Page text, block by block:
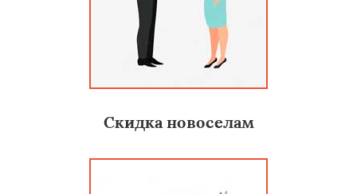
Скидка новоселам